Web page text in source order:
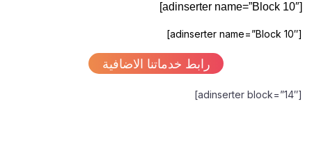
[adinserter name=”Block 10″]
[adinserter name=”Block 10″]
رابط خدماتنا الاضافية
[adinserter block=”14″]